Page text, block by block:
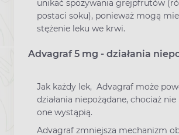
unikać spożywania grejpfrutów
postaci soku), ponieważ mogą
stężenie leku we krwi.
Advagraf 5 mg - działania
Jak każdy lek, Advagraf może
działania niepożądane, chociaż
one wystąpią.
Advagraf zmniejsza mechanizm